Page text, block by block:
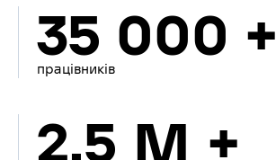
35 000 +
працівників
2.5 M +